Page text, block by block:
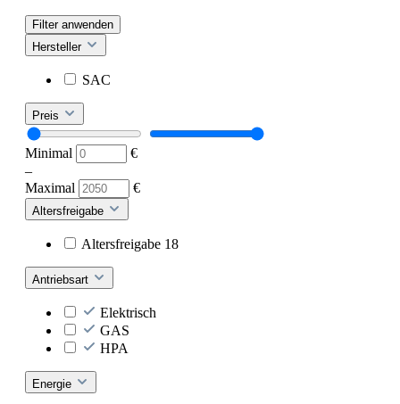
Filter anwenden
Hersteller
SAC
Preis
Minimal
€
–
Maximal
€
Altersfreigabe
Altersfreigabe 18
Antriebsart
Elektrisch
GAS
HPA
Energie